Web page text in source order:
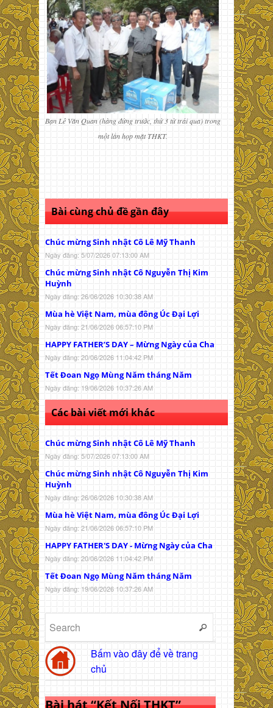
Bạn Lê Văn Quan (hàng đứng trước, thứ 3 từ trái qua) trong
một lần họp mặt THKT.
Bài cùng chủ đề gần đây
Chúc mừng Sinh nhật Cô Lê Mỹ Thanh
Ngày đăng: 5/07/2026 07:13:00 AM
Chúc mừng Sinh nhật Cô Nguyễn Thị Kim
Huỳnh
Ngày đăng: 26/06/2026 10:30:38 AM
Mùa hè Việt Nam, mùa đông Úc Đại Lợi
Ngày đăng: 21/06/2026 06:57:10 PM
HAPPY FATHER’S DAY – Mừng Ngày của Cha
Ngày đăng: 20/06/2026 11:04:42 PM
Tết Đoan Ngọ Mùng Năm tháng Năm
Ngày đăng: 19/06/2026 10:37:26 AM
Các bài viết mới khác
Chúc mừng Sinh nhật Cô Lê Mỹ Thanh
Ngày đăng: 5/07/2026 07:13:00 AM
Chúc mừng Sinh nhật Cô Nguyễn Thị Kim
Huỳnh
Ngày đăng: 26/06/2026 10:30:38 AM
Mùa hè Việt Nam, mùa đông Úc Đại Lợi
Ngày đăng: 21/06/2026 06:57:10 PM
HAPPY FATHER'S DAY - Mừng Ngày của Cha
Ngày đăng: 20/06/2026 11:04:42 PM
Tết Đoan Ngọ Mùng Năm tháng Năm
Ngày đăng: 19/06/2026 10:37:26 AM
Bấm vào đây để về trang
chủ
Bài hát “Kết Nối THKT”